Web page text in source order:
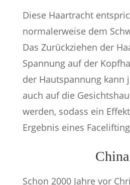
Diese Haartracht
normalerweise dem
Das Zurückziehen der
Spannung auf der
der Hautspannung kann
auch auf die
werden, sodass ein
Ergebnis eines
China
Schon 2000 Jahre vor